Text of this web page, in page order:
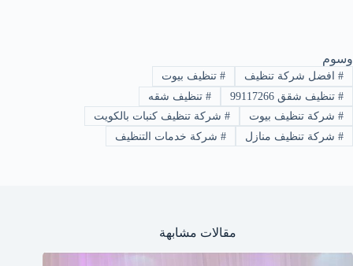
وسوم
#افضل شركة تنظيف #تنظيف بيوت
#تنظيف شقق 99117266 #تنظيف شقه
#شركة تنظيف بيوت #شركة تنظيف كنبات بالكويت
#شركة تنظيف منازل #شركة خدمات التنظيف
مقالات مشابهة